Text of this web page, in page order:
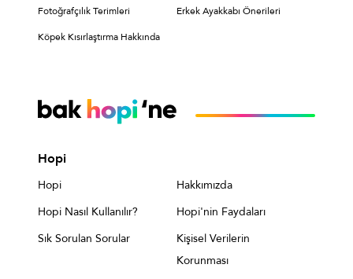
Fotoğrafçılık Terimleri Erkek Ayakkabı Önerileri
Köpek Kısırlaştırma Hakkında
Hopi
Hopi
Hakkımızda
Hopi Nasıl Kullanılır?
Hopi'nin Faydaları
Sık Sorulan Sorular
Kişisel Verilerin
Korunması